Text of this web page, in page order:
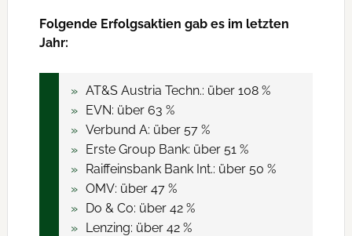
Folgende Erfolgsaktien gab es im letzten
Jahr:
AT&S Austria Techn.: über 108 %
EVN: über 63 %
Verbund A: über 57 %
Erste Group Bank: über 51 %
Raiffeinsbank Bank Int.: über 50 %
OMV: über 47 %
Do & Co: über 42 %
Lenzing: über 42 %